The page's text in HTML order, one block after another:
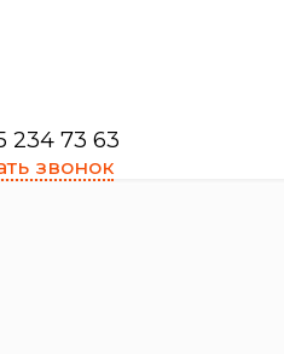
234 73 63
звонок